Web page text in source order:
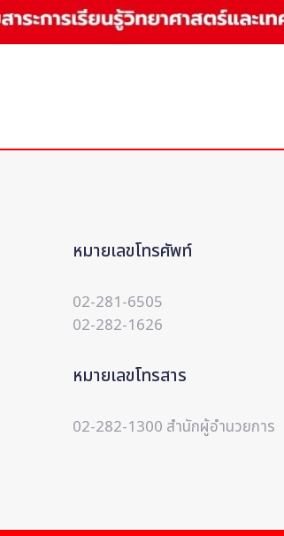
หมายเลขโทรศัพท์
02-281-6505
02-282-1626
หมายเลขโทรสาร
02-282-1300 สำนักผู้อำนวยการ